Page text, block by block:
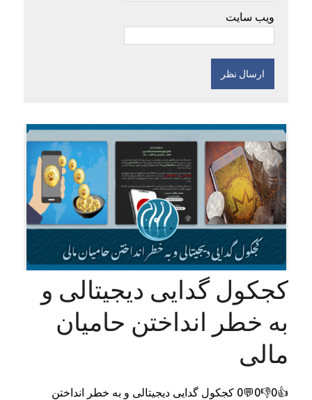
ویب سایت
کجکول گدایی دیجیتالی و
به خطر انداختن حامیان
مالی
👍0👎0💬0 کجکول گدایی دیجیتالی و به خطر انداختن